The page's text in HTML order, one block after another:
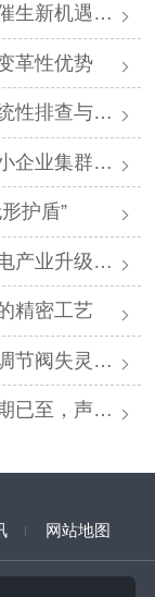
厂邀您抱团发展
革性优势
业解决方案
牌助您轻装上阵
护盾”
工厂诚邀加盟
精密工艺
析与专业修复
邀您抱团取暖
网站地图